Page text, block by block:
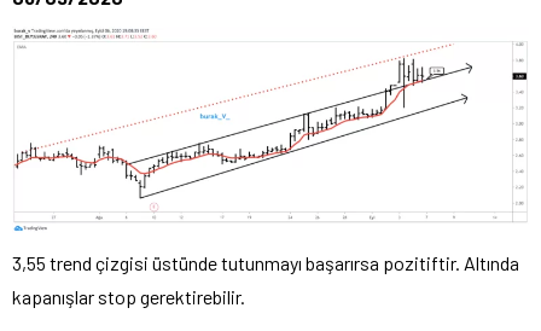
3,55 trend çizgisi üstünde tutunmayı başarırsa pozitiftir. Altında
kapanışlar stop gerektirebilir.